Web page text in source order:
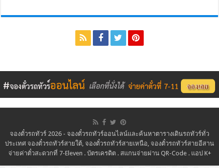
จองตั๋วรถทัวร์ 2026 - จองตั๋วรถทัวร์ออนไลน์และค้นหาตารางเดินรถทัวร์ทั่ว
ประเทศ จองตั๋วรถทัวร์สายใต้, จองตั๋วรถทัวร์สายเหนือ, จองตั๋วรถทัวร์สายอีสาน
จ่ายค่าตั๋วสะดวกที่ 7-Eleven . บัตรเครดิต . สแกนจ่ายผ่าน QR-Code . แอป K+